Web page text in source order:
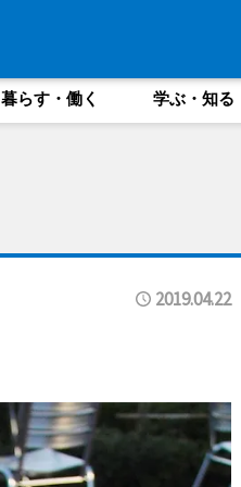
暮らす・働く 学ぶ・知る
2019.04.22